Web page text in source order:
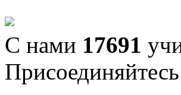
С нами 17691